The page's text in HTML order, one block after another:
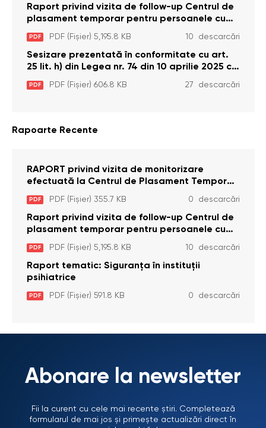
Raport privind vizita de follow-up Centrul de
plasament temporar pentru persoanele cu
dizabilități (adulte) Bădiceni, Soroca (11 iunie
2026)
PDF PDF (Fișier) 5,195.8 KB 10 descarcări
Sesizare prezentată în conformitate cu art.
25 lit. h) din Legea nr. 74 din 10 aprilie 2025 cu
privire la Curtea Constituțională şi art. 26 din
Legea cu privire la Avocatul Poporului
PDF PDF (Fișier) 606.8 KB 27 descarcări
Rapoarte Recente
RAPORT privind vizita de monitorizare
efectuată la Centrul de Plasament Temporar
pentru Persoane cu Dizabilități (Adulte) din s.
Brînzeni, r. Edineț, din data de 25 mai 2026
PDF PDF (Fișier) 355.7 KB 0 descarcări
Raport privind vizita de follow-up Centrul de
plasament temporar pentru persoanele cu
dizabilități (adulte) Bădiceni, Soroca (11 iunie
2026)
PDF PDF (Fișier) 5,195.8 KB 10 descarcări
Raport tematic: Siguranța în instituții
psihiatrice
PDF PDF (Fișier) 591.8 KB 0 descarcări
Abonare la newsletter
Fii la curent cu cele mai recente știri. Completează
formularul de mai jos și primește actualizări direct în